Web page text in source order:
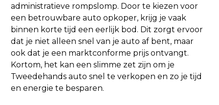
administratieve rompslomp. Door te kiezen voor
een betrouwbare auto opkoper, krijg je vaak
binnen korte tijd een eerlijk bod. Dit zorgt ervoor
dat je niet alleen snel van je auto af bent, maar
ook dat je een marktconforme prijs ontvangt.
Kortom, het kan een slimme zet zijn om je
Tweedehands auto snel te verkopen en zo je tijd
en energie te besparen.